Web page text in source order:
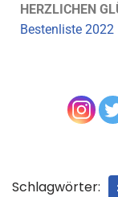
HERZLICHEN
Bestenliste 2022
Schlagwörter: